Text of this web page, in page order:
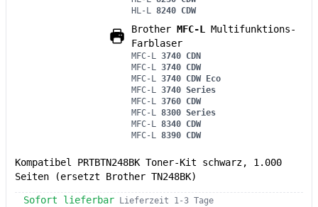
HL-L 8240 CDW
Brother MFC-L Multifunktions-
Farblaser
MFC-L 3740 CDN
MFC-L 3740 CDW
MFC-L 3740 CDW Eco
MFC-L 3740 Series
MFC-L 3760 CDW
MFC-L 8300 Series
MFC-L 8340 CDW
MFC-L 8390 CDW
Kompatibel PRTBTN248BK Toner-Kit schwarz, 1.000
Seiten (ersetzt Brother TN248BK)
Sofort lieferbar Lieferzeit 1-3 Tage